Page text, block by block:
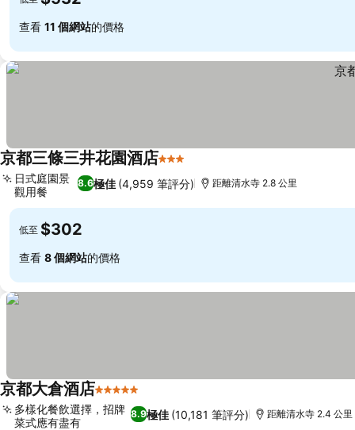
查看 11 個網站的價格
京都三條三井花園酒店3 星級
8.6極佳 (4,959 筆評分)
日式庭園景
觀用餐
距離清水寺 2.8 公里
低至 $302
查看 8 個網站的價格
京都大倉酒店5 星級
8.9極佳 (10,181 筆評分)
多樣化餐飲選擇，招牌
菜式應有盡有
距離清水寺 2.4 公里